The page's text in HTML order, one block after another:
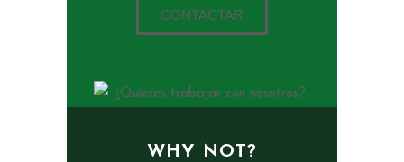
CONTACTAR
WHY NOT?